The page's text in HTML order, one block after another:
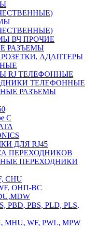
ВЧ ПРОЧИЕ
РАЗЪЕМЫ
РОЗЕТКИ, АДАПТЕРЫ
RJ ТЕЛЕФОННЫЕ
ТЕЛЕФОННЫЕ
РАЗЪЕМЫ
C
ДЛЯ RJ45
ПЕРЕХОДНИКОВ
ПЕРЕХОДНИКИ
CHU
ОНП-ВС
PBD, PBS, PLD, PLS,
MHU, WF, PWL, MPW